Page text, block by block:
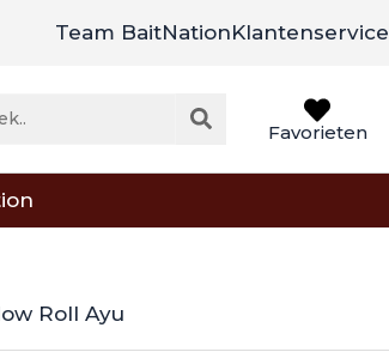
Team BaitNationKlantenservice
Favorieten
Roll Ayu